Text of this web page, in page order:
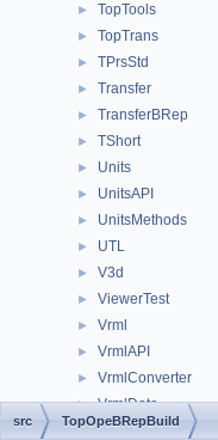
► TopTools
► TopTrans
► TPrsStd
► Transfer
► TransferBRep
► TShort
► Units
► UnitsAPI
► UnitsMethods
► UTL
► V3d
► ViewerTest
► Vrml
► VrmlAPI
► VrmlConverter
► VrmlData
► Wasm
src TopOpeBRepBuild